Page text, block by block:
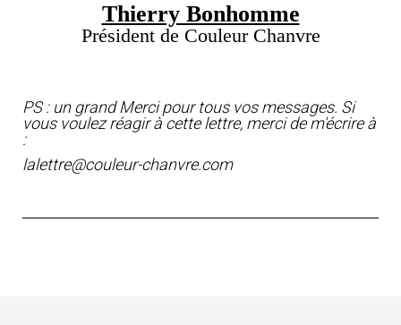
Thierry Bonhomme
Président de Couleur Chanvre
PS : un grand Merci pour tous vos messages. Si
vous voulez réagir à cette lettre, merci de m'écrire à
:
lalettre@couleur-chanvre.com